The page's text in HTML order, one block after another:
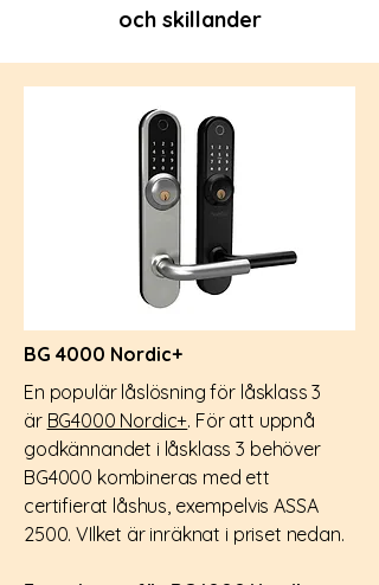
och skillander
BG 4000 Nordic+
En populär låslösning för låsklass 3
är BG4000 Nordic+. För att uppnå
godkännandet i låsklass 3 behöver
BG4000 kombineras med ett
certifierat låshus, exempelvis ASSA
2500. VIlket är inräknat i priset nedan.